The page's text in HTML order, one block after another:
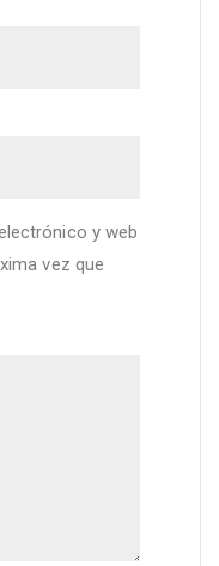
y web
vez que